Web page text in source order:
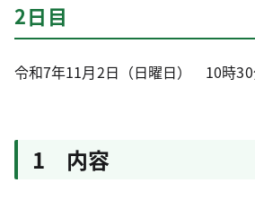
2日目
令和7年11月2日（日曜日） 10時30
1 内容